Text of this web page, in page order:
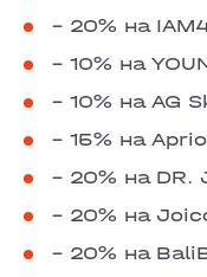
– 20% на
– 10% на
– 10% на AG
– 15% на
– 20% на DR.
– 20% на
– 20% на